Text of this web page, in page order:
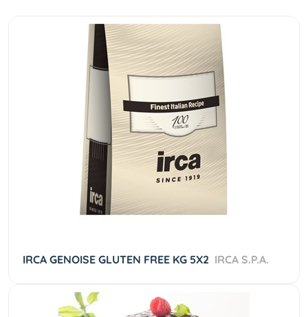
IRCA GENOISE GLUTEN FREE KG 5X2 IRCA S.P.A.